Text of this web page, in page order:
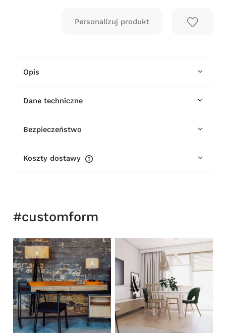
Opis
Dane techniczne
Bezpieczeństwo
Koszty dostawy
#customform